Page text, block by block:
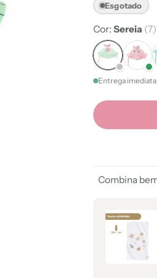
Esgotado
Cor: Sereia (7)
Entrega imediata
Combina